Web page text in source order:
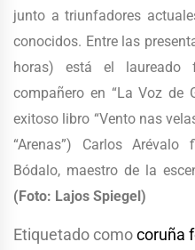
junto a triunfadores
conocidos. Entre las
horas) está el laureado
compañero en “La Voz de
exitoso libro “Vento nas
“Arenas”) Carlos Arévalo
Bódalo, maestro de la
(Foto: Lajos Spiegel)
Etiquetado comocoruña